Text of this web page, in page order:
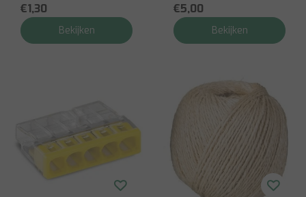
€1,30
Bekijken
€5,00
Bekijken